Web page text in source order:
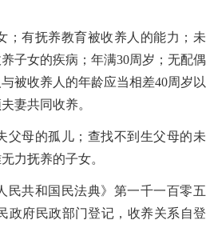
；有抚养教育被收养人的能力；未
子女的疾病；年满30周岁；无配偶
被收养人的年龄应当相差40周岁以
妻共同收养。
父母的孤儿；查找不到生父母的未
力抚养的子女。
民共和国民法典》第一千一百零五
政府民政部门登记，收养关系自登